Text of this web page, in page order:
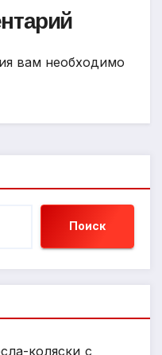
вам необходимо
Поиск
коляски с